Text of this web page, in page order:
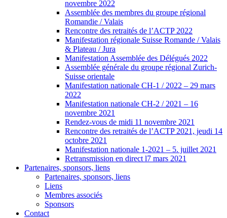
novembre 2022
Assemblée des membres du groupe régional
Romandie / Valais
Rencontre des retraités de l’ACTP 2022
Manifestation régionale Suisse Romande / Valais
& Plateau / Jura
Manifestation Assemblée des Délégués 2022
Assemblée générale du groupe régional Zurich-
Suisse orientale
Manifestation nationale CH-1 / 2022 – 29 mars
2022
Manifestation nationale CH-2 / 2021 – 16
novembre 2021
Rendez-vous de midi 11 novembre 2021
Rencontre des retraités de l’ACTP 2021, jeudi 14
octobre 2021
Manifestation nationale 1-2021 – 5. juillet 2021
Retransmission en direct l7 mars 2021
Partenaires, sponsors, liens
Partenaires, sponsors, liens
Liens
Membres associés
Sponsors
Contact